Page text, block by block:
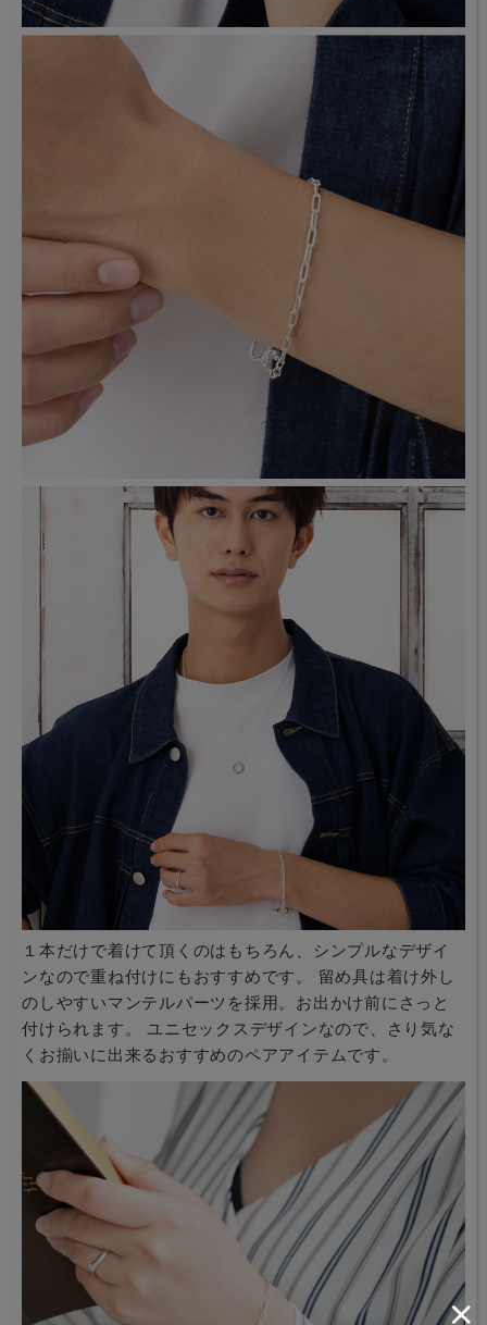
１本だけで着けて頂くのはもちろん、シンプルなデザイ
ンなので重ね付けにもおすすめです。 留め具は着け外し
のしやすいマンテルパーツを採用。お出かけ前にさっと
付けられます。 ユニセックスデザインなので、さり気な
くお揃いに出来るおすすめのペアアイテムです。